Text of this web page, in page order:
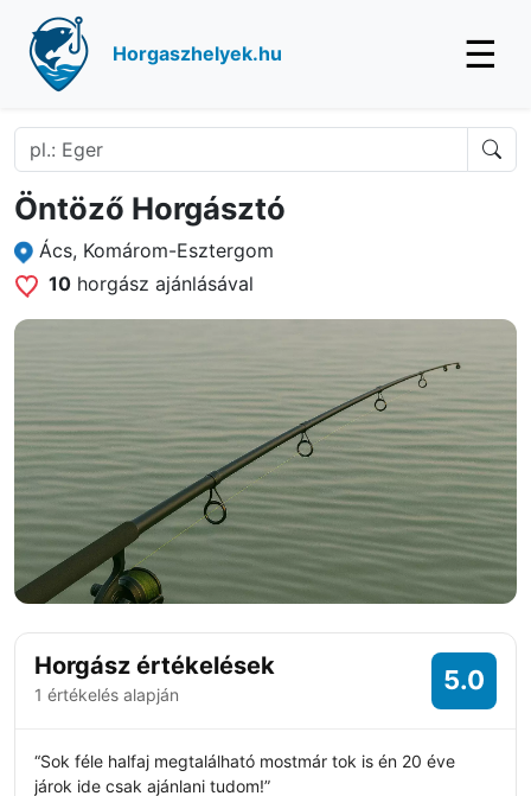
Horgaszhelyek.hu ☰
Öntöző Horgásztó
Ács, Komárom-Esztergom
10 horgász ajánlásával
Horgász értékelések
1 értékelés alapján 5.0
“Sok féle halfaj megtalálható mostmár tok is én 20 éve
járok ide csak ajánlani tudom!”